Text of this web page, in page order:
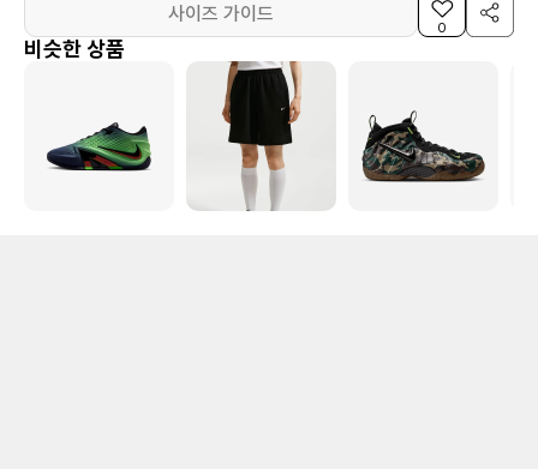
사이즈 가이드
0
비슷한 상품